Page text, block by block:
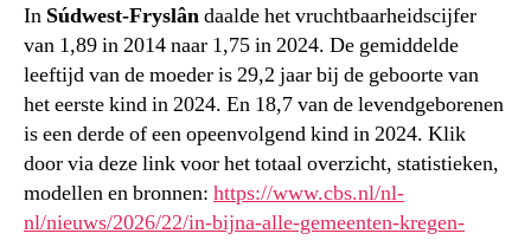
In Súdwest-Fryslândaalde het vruchtbaarheidscijfer
van 1,89 in 2014 naar 1,75 in 2024. De gemiddelde
leeftijd van de moeder is 29,2 jaar bij de geboorte van
het eerste kind in 2024. En 18,7 van de levendgeborenen
is een derde of een opeenvolgend kind in 2024. Klik
door via deze link voor het totaal overzicht, statistieken,
modellen en bronnen: https://www.cbs.nl/nl-
nl/nieuws/2026/22/in-bijna-alle-gemeenten-kregen-